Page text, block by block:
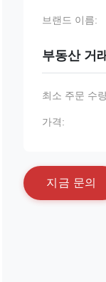
브랜드 이름:
부동산 거래
최소 주문 수
가격:
지 금 문의